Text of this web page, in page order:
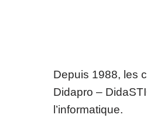
Depuis 1988, les
Didapro –
l’informatique.